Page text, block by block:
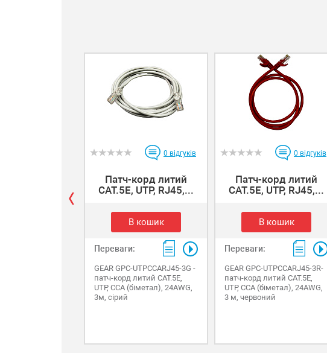
0 відгуків
Патч-корд литий
САТ.5E, UTP, RJ45,...
В кошик
Переваги:
GEAR GPC-UTPCCARJ45-3G -
патч-корд литий САТ.5E,
UTP, CCA (біметал), 24AWG,
3м, сірий
0 відгуків
Патч-корд литий
САТ.5E, UTP, RJ45,...
В кошик
Переваги:
GEAR GPC-UTPCCARJ45-3R-
патч-корд литий САТ.5E,
UTP, CCA (біметал), 24AWG,
3 м, червоний